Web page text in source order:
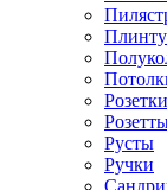
Розетки
Русты
Ручки